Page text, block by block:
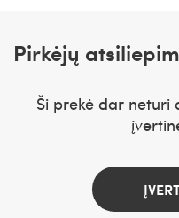
Pirkėjų
Ši prekė dar neturi